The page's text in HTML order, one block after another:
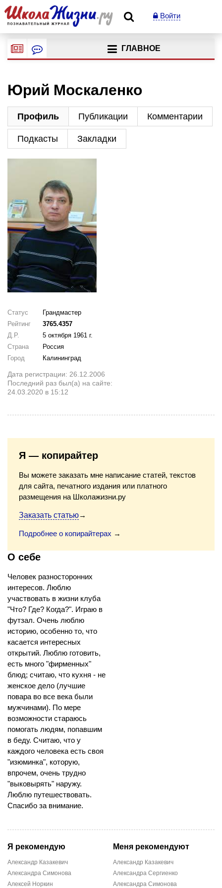
Войти
ГЛАВНОЕ
Юрий Москаленко
Профиль Публикации Комментарии
Подкасты Закладки
Статус
Грандмастер
Рейтинг
3765.4357
Д.Р.
5 октября 1961 г.
Страна
Россия
Город
Калининград
Дата регистрации: 26.12.2006
Последний раз был(а) на сайте:
24.03.2020 в 15:12
Я — копирайтер
Вы можете заказать мне написание статей, текстов
для сайта, печатного издания или платного
размещения на Школажизни.ру
Заказать статью→
Подробнее о копирайтерах →
О себе
Человек разносторонних
интересов. Люблю
участвовать в жизни клуба
"Что? Где? Когда?". Играю в
футзал. Очень люблю
историю, особенно то, что
касается интересных
открытий. Люблю готовить,
есть много "фирменных"
блюд; считаю, что кухня - не
женское дело (лучшие
повара во все века были
мужчинами). По мере
возможности стараюсь
помогать людям, попавшим
в беду. Считаю, что у
каждого человека есть своя
"изюминка", которую,
впрочем, очень трудно
"выковырять" наружу.
Люблю путешествовать.
Спасибо за внимание.
Я рекомендую
Александр Казакевич
Александра Симонова
Алексей Норкин
Меня рекомендуют
Александр Казакевич
Александра Сергиенко
Александра Симонова